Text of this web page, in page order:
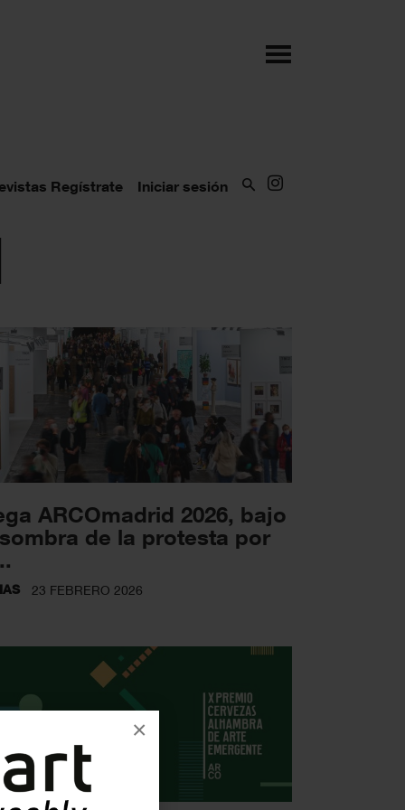
×
Regístrate Iniciar sesión
ARCOmadrid 2026, bajo
de la protesta por
23 FEBRERO 2026